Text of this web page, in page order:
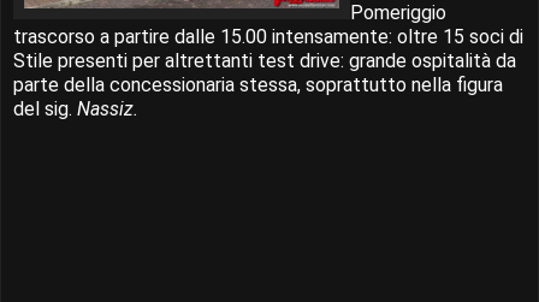
Pomeriggio
trascorso a partire dalle 15.00 intensamente: oltre 15 soci di
Stile presenti per altrettanti test drive: grande ospitalità da
parte della concessionaria stessa, soprattutto nella figura
del sig. Nassiz.